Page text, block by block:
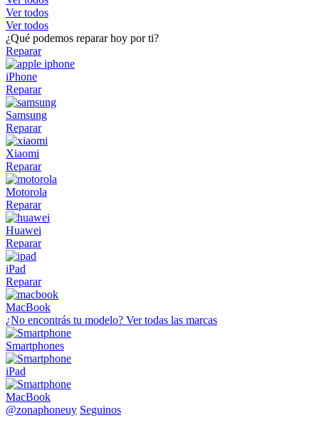
Ver todos
Ver todos
¿Qué podemos reparar hoy por ti?
Reparar
iPhone
Reparar
Samsung
Reparar
Xiaomi
Reparar
Motorola
Reparar
Huawei
Reparar
iPad
Reparar
MacBook
¿No encontrás tu modelo? Ver todas las marcas
Smartphones
iPad
MacBook
@zonaphoneuy Seguinos